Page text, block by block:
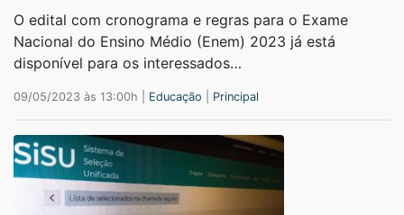
O edital com cronograma e regras para o Exame
Nacional do Ensino Médio (Enem) 2023 já está
disponível para os interessados…
09/05/2023 às 13:00h | Educação Principal